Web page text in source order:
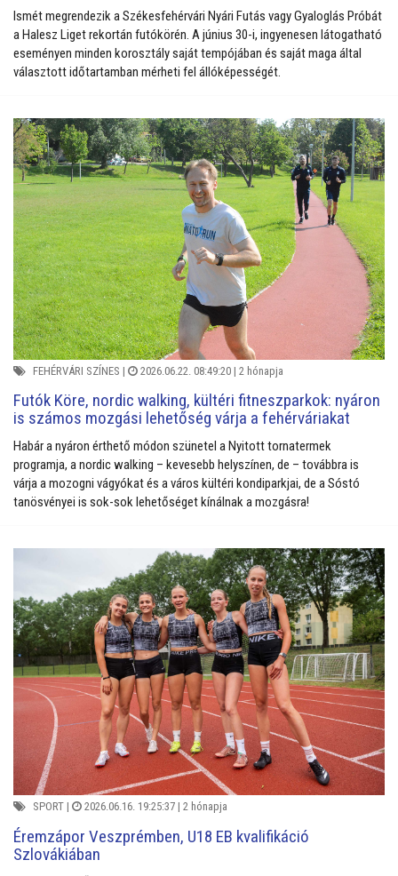
Ismét megrendezik a Székesfehérvári Nyári Futás vagy Gyaloglás Próbát
a Halesz Liget rekortán futókörén. A június 30-i, ingyenesen látogatható
eseményen minden korosztály saját tempójában és saját maga által
választott időtartamban mérheti fel állóképességét.
FEHÉRVÁRI SZÍNES | 2026.06.22. 08:49:20 | 2 hónapja
Futók Köre, nordic walking, kültéri fitneszparkok: nyáron
is számos mozgási lehetőség várja a fehérváriakat
Habár a nyáron érthető módon szünetel a Nyitott tornatermek
programja, a nordic walking – kevesebb helyszínen, de – továbbra is
várja a mozogni vágyókat és a város kültéri kondiparkjai, de a Sóstó
tanösvényei is sok-sok lehetőséget kínálnak a mozgásra!
SPORT | 2026.06.16. 19:25:37 | 2 hónapja
Éremzápor Veszprémben, U18 EB kvalifikáció
Szlovákiában